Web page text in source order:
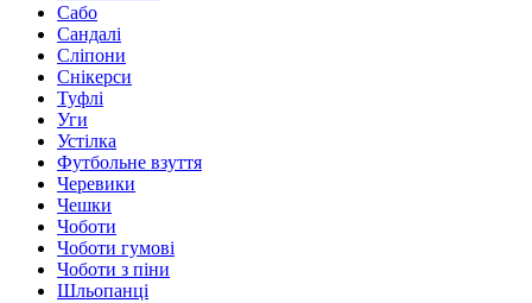
Сабо
Сандалі
Сліпони
Снікерси
Туфлі
Уги
Устілка
Футбольне взуття
Черевики
Чешки
Чоботи
Чоботи гумові
Чоботи з піни
Шльопанці